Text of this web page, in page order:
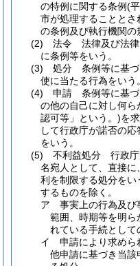
の特例に関する条例(
市が処理することと
の条例及び執行機関の
(2)
法令 法律及び法律
に条例等をいう。
(3)
処分 条例等に基づ
使に当たる行為をいう。
(4)
申請 条例等に基づ
の他の自己に対し何
認可等」という。)を
して行政庁が諾否の
をいう。
(5)
不利益処分 行政庁
名宛人として、直接
利を制限する処分をい
するものを除く。
ア
事実上の行為及び
範囲、時期等を明ら
れている手続として
イ
申請により求めら
他申請に基づき当